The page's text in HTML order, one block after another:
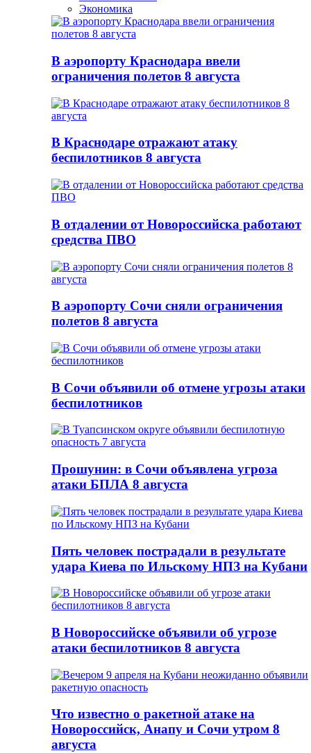
Экономика
В аэропорту Краснодара ввели
ограничения полетов 8 августа
В Краснодаре отражают атаку
беспилотников 8 августа
В отдалении от Новороссийска работают
средства ПВО
В аэропорту Сочи сняли ограничения
полетов 8 августа
В Сочи объявили об отмене угрозы атаки
беспилотников
Прошунин: в Сочи объявлена угроза
атаки БПЛА 8 августа
Пять человек пострадали в результате
удара Киева по Ильскому НПЗ на Кубани
В Новороссийске объявили об угрозе
атаки беспилотников 8 августа
Что известно о ракетной атаке на
Новороссийск, Анапу и Сочи утром 8
августа